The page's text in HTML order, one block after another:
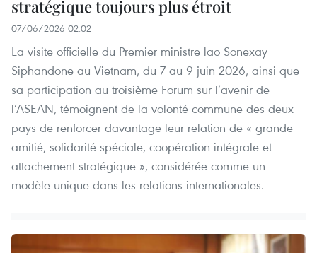
stratégique toujours plus étroit
07/06/2026 02:02
La visite officielle du Premier ministre lao Sonexay
Siphandone au Vietnam, du 7 au 9 juin 2026, ainsi que
sa participation au troisième Forum sur l’avenir de
l’ASEAN, témoignent de la volonté commune des deux
pays de renforcer davantage leur relation de « grande
amitié, solidarité spéciale, coopération intégrale et
attachement stratégique », considérée comme un
modèle unique dans les relations internationales.